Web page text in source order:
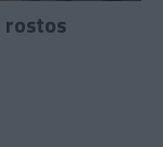
rostos